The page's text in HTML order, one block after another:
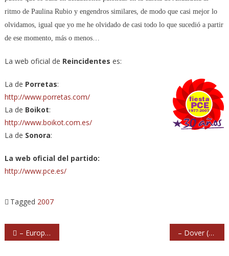
ritmo de Paulina Rubio y engendros similares, de modo que casi mejor lo
olvidamos, igual que yo me he olvidado de casi todo lo que sucedió a partir
de ese momento, más o menos…
La web oficial de Reincidentes es:
La de Porretas:
http://www.porretas.com/
La de Boikot:
http://www.boikot.com.es/
La de Sonora:
La web oficial del partido:
http://www.pce.es/
Tagged 2007
Navegación
– Europe (2007) La Riviera. Madrid – Dover (2000) La Riviera. Madrid